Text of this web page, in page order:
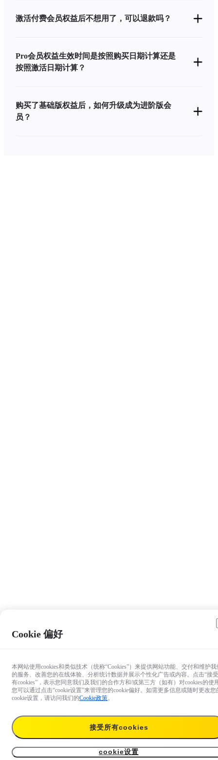
激活付费会员权益后不想用了，可以退款吗？
Pro会员权益生效时间是按照购买日期计算还是
按照激活日期计算？
购买了基础版权益后，如何升级成为进阶版会
员？
Cookie 偏好
本网站使用cookies和类似技术（统称“Cookies”）来提供网站功能、交付和维护我
的服务、改善您的在线体验、分析统计数据并展示个性化广告或内容。点击“接
有cookies”，表示您同意我们及我们的合作方和/或第三方（如有）对cookies的使
您可以通过点击“cookie设置”来管理您的cookie偏好。如需更多信息或随时更改您
cookie设置，请访问我们的Cookie政策。
接受所有cookies
cookie设置